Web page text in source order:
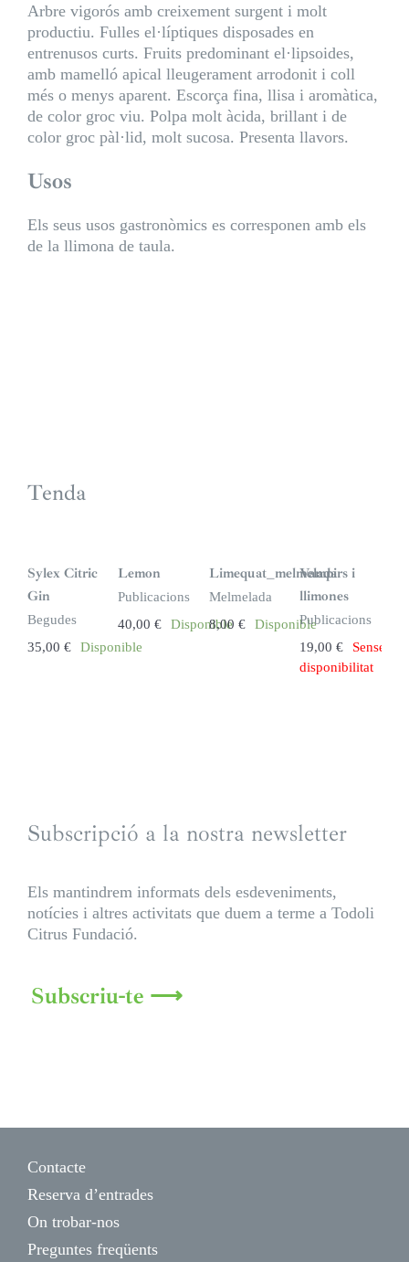
Arbre vigorós amb creixement surgent i molt
productiu. Fulles el·líptiques disposades en
entrenusos curts. Fruits predominant el·lipsoides,
amb mamelló apical lleugerament arrodonit i coll
més o menys aparent. Escorça fina, llisa i aromàtica,
de color groc viu. Polpa molt àcida, brillant i de
color groc pàl·lid, molt sucosa. Presenta llavors.
Usos
Els seus usos gastronòmics es corresponen amb els
de la llimona de taula.
Tenda
Sylex Citric
Gin
Begudes
35,00 € Disponible
Lemon
Publicacions
40,00€ Disponible
Limequat_melmelada
Melmelada
8,00 € Disponible
n
s
t
o
c
k
Vampirs i
llimones
Publicacions
19,00€
Sense
disponibilitat
Subscripció a la nostra newsletter
Els mantindrem informats dels esdeveniments,
notícies i altres activitats que duem a terme a Todoli
Citrus Fundació.
Subscriu-te ⟶
Contacte
Reserva d’entrades
On trobar-nos
Preguntes freqüents